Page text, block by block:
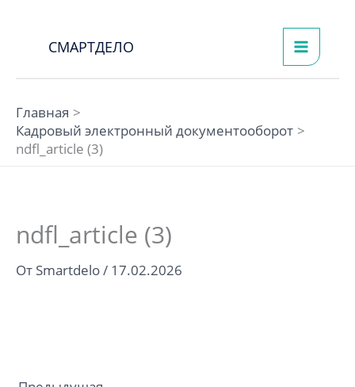
содержимому
СМАРТДЕЛО
Главная
Кадровый электронный документооборот
ndfl_article (3)
ndfl_article (3)
От Smartdelo/ 17.02.2026